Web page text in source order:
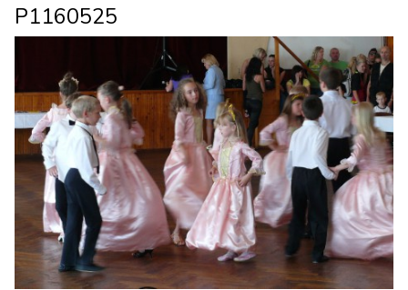
P1160525